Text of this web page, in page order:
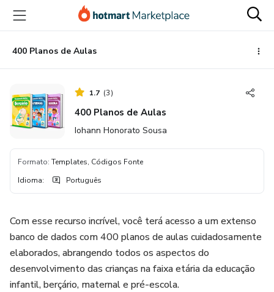
para
conteúdo
principal
para
pagamento
para
rodapé400 Planos de Aulas
1.7 (3)
400 Planos de Aulas
Iohann Honorato Sousa
Formato: Templates, Códigos Fonte
Idioma: Português
Com esse recurso incrível, você terá acesso a um extenso
banco de dados com 400 planos de aulas cuidadosamente
elaborados, abrangendo todos os aspectos do
desenvolvimento das crianças na faixa etária da educação
infantil, berçário, maternal e pré-escola.